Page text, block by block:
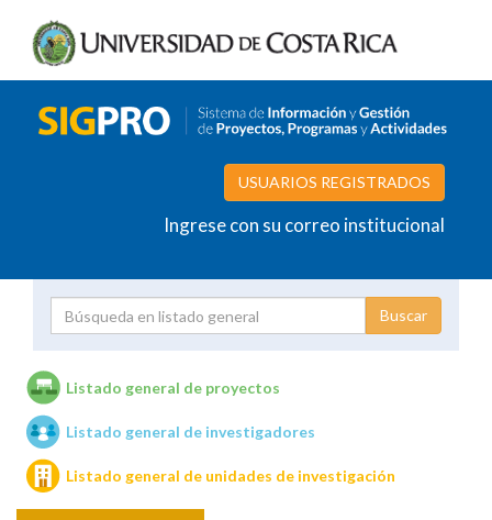
USUARIOS REGISTRADOS
Ingrese con su correo institucional
Unidades de investigación
Listado general de proyectos
Listado general de investigadores
Listado general de unidades de investigación